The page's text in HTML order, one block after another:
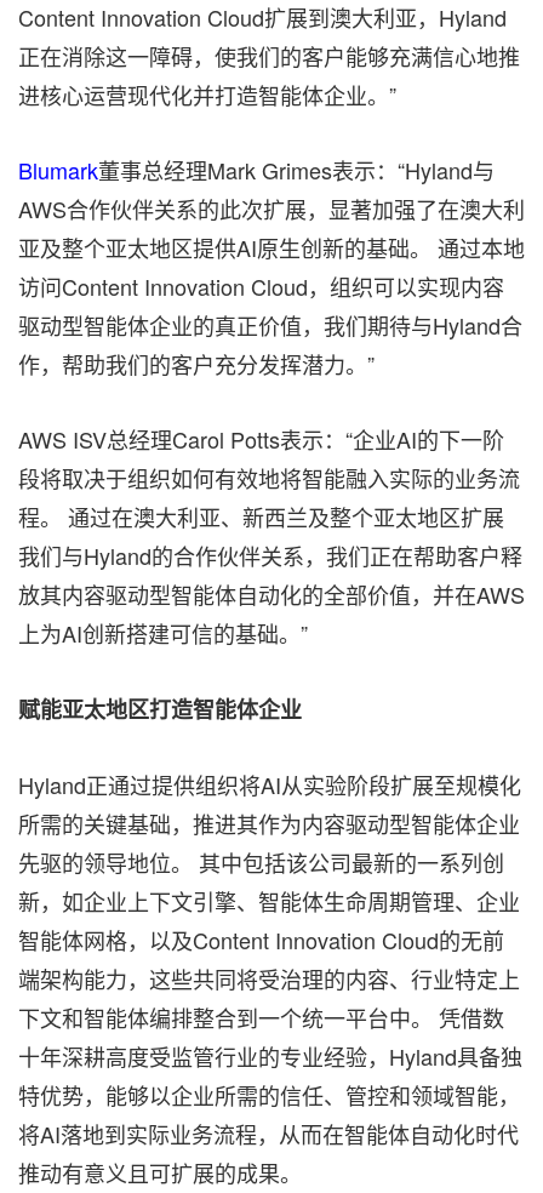
Content Innovation Cloud扩展到澳大利亚，Hyland
正在消除这一障碍，使我们的客户能够充满信心地推
进核心运营现代化并打造智能体企业。”
Blumark董事总经理Mark Grimes表示：“Hyland与
AWS合作伙伴关系的此次扩展，显著加强了在澳大利
亚及整个亚太地区提供AI原生创新的基础。 通过本地
访问Content Innovation Cloud，组织可以实现内容
驱动型智能体企业的真正价值，我们期待与Hyland合
作，帮助我们的客户充分发挥潜力。”
AWS ISV总经理Carol Potts表示：“企业AI的下一阶
段将取决于组织如何有效地将智能融入实际的业务流
程。 通过在澳大利亚、新西兰及整个亚太地区扩展
我们与Hyland的合作伙伴关系，我们正在帮助客户释
放其内容驱动型智能体自动化的全部价值，并在AWS
上为AI创新搭建可信的基础。”
赋能亚太地区打造智能体企业
Hyland正通过提供组织将AI从实验阶段扩展至规模化
所需的关键基础，推进其作为内容驱动型智能体企业
先驱的领导地位。 其中包括该公司最新的一系列创
新，如企业上下文引擎、智能体生命周期管理、企业
智能体网格，以及Content Innovation Cloud的无前
端架构能力，这些共同将受治理的内容、行业特定上
下文和智能体编排整合到一个统一平台中。 凭借数
十年深耕高度受监管行业的专业经验，Hyland具备独
特优势，能够以企业所需的信任、管控和领域智能，
将AI落地到实际业务流程，从而在智能体自动化时代
推动有意义且可扩展的成果。